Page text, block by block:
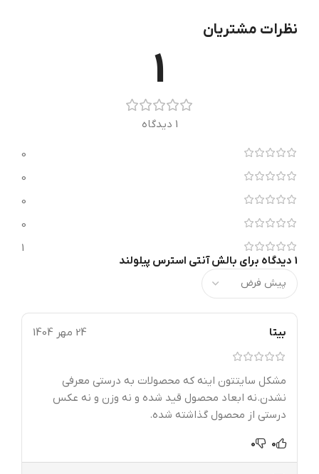
نظرات مشتریان
1
1 دیدگاه
0
0
0
0
1
1 دیدگاه برای
بالش آنتی استرس پیلولند
بیتا 24 مهر 1404
مشکل سایتتون اینه که محصولات به درستی معرفی
نشدن.نه ابعاد محصول قید شده و نه‌ وزن و نه عکس
درستی از محصول گذاشته شده.
0
0